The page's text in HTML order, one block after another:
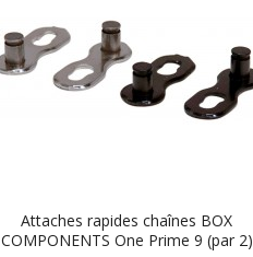
Attaches rapides chaînes BOX
COMPONENTS One Prime 9 (par 2)